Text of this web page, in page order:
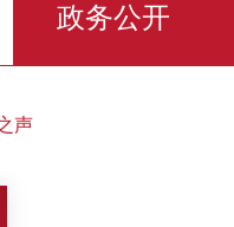
政务公开
声